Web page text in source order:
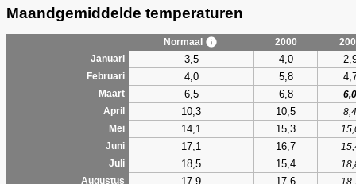
Maandgemiddelde temperaturen
Normaal 2000
Januari
3,5 4,0
Februari 4,0 5,8
Maart 6,5 6,8
6,0
April
10,3 10,5
8,4
Mei
14,1 15,3
Juni
17,1 16,7
Juli
18,5 15,4
Augustus
17,9 17,6